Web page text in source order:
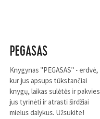
PEGASAS
Knygynas "PEGASAS" - erdvė,
kur jus apsups tūkstančiai
knygų, laikas sulėtės ir pakvies
jus tyrinėti ir atrasti širdžiai
mielus dalykus. Užsukite!